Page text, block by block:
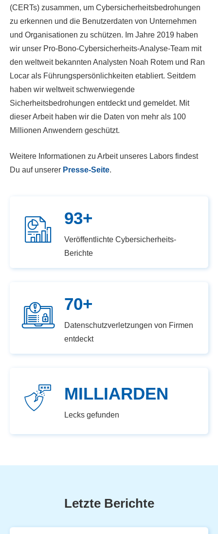
(CERTs) zusammen, um Cybersicherheitsbedrohungen
zu erkennen und die Benutzerdaten von Unternehmen
und Organisationen zu schützen. Im Jahre 2019 haben
wir unser Pro-Bono-Cybersicherheits-Analyse-Team mit
den weltweit bekannten Analysten Noah Rotem und Ran
Locar als Führungspersönlichkeiten etabliert. Seitdem
haben wir weltweit schwerwiegende
Sicherheitsbedrohungen entdeckt und gemeldet. Mit
dieser Arbeit haben wir die Daten von mehr als 100
Millionen Anwendern geschützt.
Weitere Informationen zu Arbeit unseres Labors findest
Du auf unserer Presse-Seite.
93+
Veröffentlichte Cybersicherheits-
Berichte
70+
Datenschutzverletzungen von Firmen
entdeckt
MILLIARDEN
Lecks gefunden
Letzte Berichte